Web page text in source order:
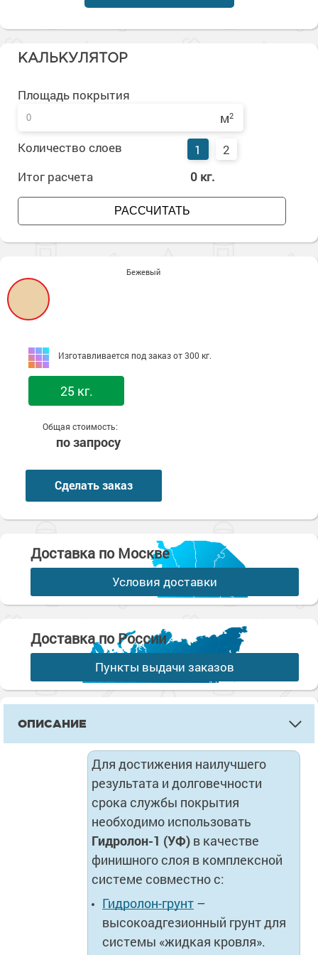
Сопутствующие товары
Морозостойкие краски для металла
Морозостойкие краски для фасада
Сопутствующие товары
КАЛЬКУЛЯТОР
Площадь покрытия
м2
Количество слоев 1
2
Итог расчета
0 кг.
РАССЧИТАТЬ
Бежевый
Изготавливается под заказ от 300 кг.
25 кг.
Общая стоимость:
по запросу
Сделать заказ
Доставка по Москве
Условия доставки
Доставка по России
Пункты выдачи заказов
ОПИСАНИЕ
Для достижения наилучшего
результата и долговечности
срока службы покрытия
необходимо использовать
Гидролон-1 (УФ) в качестве
финишного слоя в комплексной
системе совместно с:
Гидролон-грунт –
высокоадгезионный грунт для
системы «жидкая кровля».